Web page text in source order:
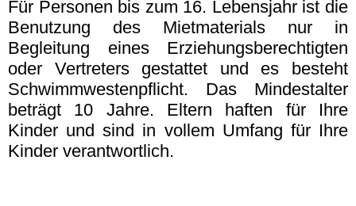
Für Personen bis zum 16. Lebensjahr ist die
Benutzung des Mietmaterials nur in
Begleitung eines Erziehungsberechtigten
oder Vertreters gestattet und es besteht
Schwimmwestenpflicht. Das Mindestalter
beträgt 10 Jahre. Eltern haften für Ihre
Kinder und sind in vollem Umfang für Ihre
Kinder verantwortlich.